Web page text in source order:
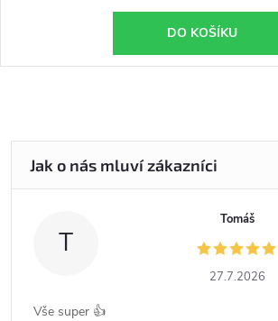
DO KOŠÍKU
T
Tomáš
27.7.2026
Vše super 👍